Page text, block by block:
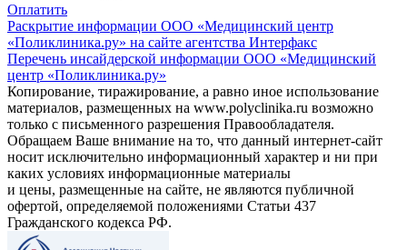
Оплатить
Раскрытие информации ООО «Медицинский центр
«Поликлиника.ру» на сайте агентства Интерфакс
Перечень инсайдерской информации ООО «Медицинский
центр «Поликлиника.ру»
Копирование, тиражирование, а равно иное использование
материалов, размещенных на www.polyclinika.ru возможно
только с письменного разрешения Правообладателя.
Обращаем Ваше внимание на то, что данный интернет-сайт
носит исключительно информационный характер и ни при
каких условиях информационные материалы
и цены, размещенные на сайте, не являются публичной
офертой, определяемой положениями Статьи 437
Гражданского кодекса РФ.